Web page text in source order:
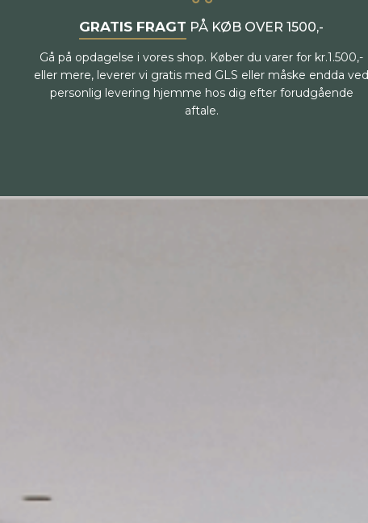
GRATIS FRAGT PÅ KØB OVER 1500,-
Gå på opdagelse i vores shop. Køber du varer for kr.1.500,-
eller mere, leverer vi gratis med GLS eller måske endda ved
personlig levering hjemme hos dig efter forudgående
aftale.